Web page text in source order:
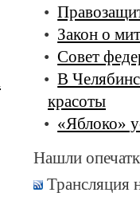
Закон о
Совет
В
красоты
«Яблоко»
Нашли
Трансляция